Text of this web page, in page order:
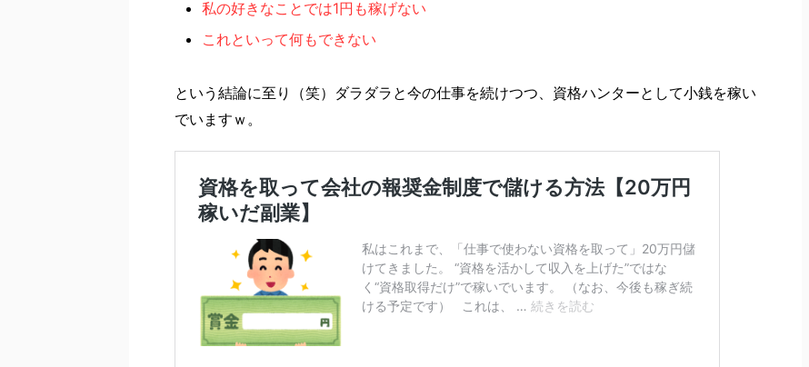
私の好きなことでは1円も稼げない
これといって何もできない
という結論に至り（笑）ダラダラと今の仕事を続けつつ、資格ハンターとして小銭を稼い
でいますｗ。